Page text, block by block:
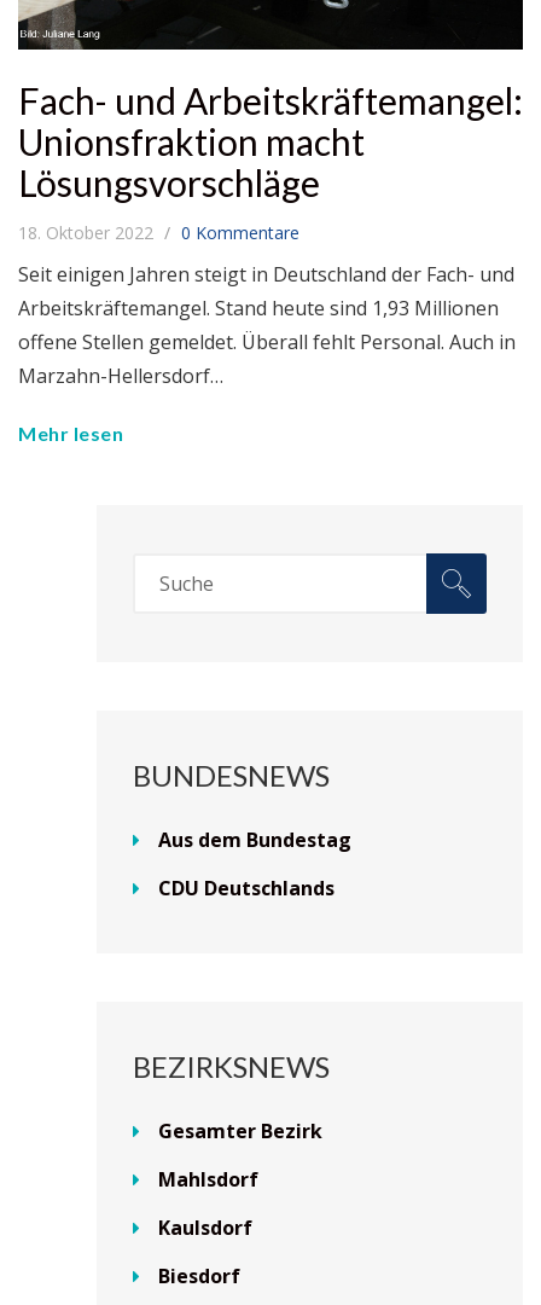
Fach- und Arbeitskräftemangel:
Unionsfraktion macht
Lösungsvorschläge
18. Oktober 2022 0 Kommentare
Seit einigen Jahren steigt in Deutschland der Fach- und
Arbeitskräftemangel. Stand heute sind 1,93 Millionen
offene Stellen gemeldet. Überall fehlt Personal. Auch in
Marzahn-Hellersdorf…
Mehr lesen
BUNDESNEWS
Aus dem Bundestag
CDU Deutschlands
BEZIRKSNEWS
Gesamter Bezirk
Mahlsdorf
Kaulsdorf
Biesdorf